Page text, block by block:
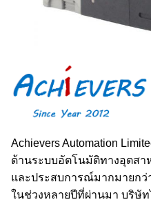
Achievers Automation
ด้านระบบอัตโนมัติทางอุตส
และประสบการณ์มากมายกว่
ในช่วงหลายปีที่ผ่านมา บริษั